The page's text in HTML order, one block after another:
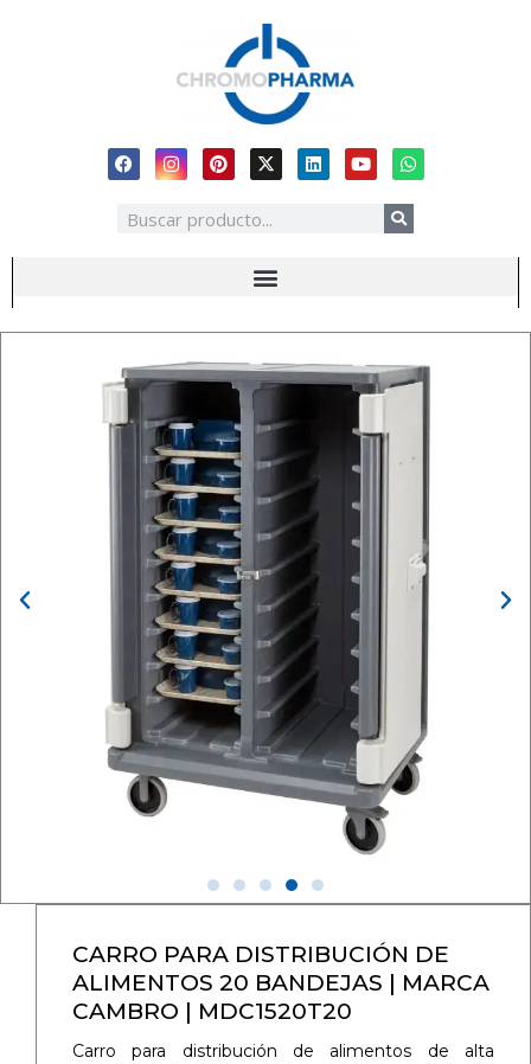
CARRO PARA DISTRIBUCIÓN DE
ALIMENTOS 20 BANDEJAS | MARCA
CAMBRO | MDC1520T20
Carro para distribución de alimentos de alta